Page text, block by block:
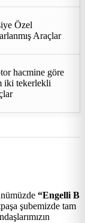
Özel
Araçlar
hacmine göre
iki tekerlekli
“Engelli B
şubemizde tam